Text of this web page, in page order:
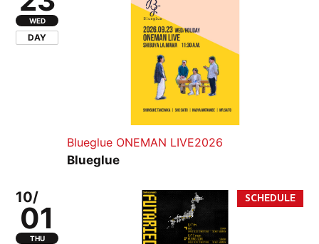
WED
DAY
Blueglue ONEMAN LIVE2026
Blueglue
10/
01
THU